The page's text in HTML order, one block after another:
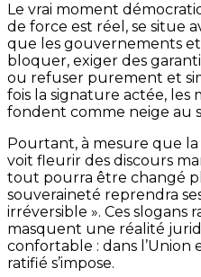
Le vrai moment
de force est réel, se situe
que les gouvernements
bloquer, exiger des
ou refuser purement et
fois la signature actée,
fondent comme neige au
Pourtant, à mesure que
voit fleurir des discours
tout pourra être changé
souveraineté reprendra
irréversible ». Ces slogans
masquent une réalité
confortable : dans
ratifié s’impose.